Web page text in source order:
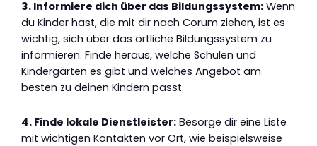
3. Informiere dich über das Bildungssystem: Wenn
du Kinder hast, die mit dir nach Corum ziehen, ist es
wichtig, sich über das örtliche Bildungssystem zu
informieren. Finde heraus, welche Schulen und
Kindergärten es gibt und welches Angebot am
besten zu deinen Kindern passt.
4. Finde lokale Dienstleister: Besorge dir eine Liste
mit wichtigen Kontakten vor Ort, wie beispielsweise